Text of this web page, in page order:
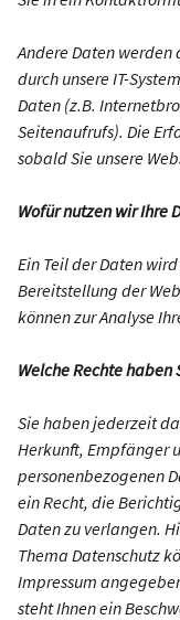
Andere Daten
durch unsere IT-
Daten (z.B.
Seitenaufrufs). Die
sobald Sie unsere
Wofür nutzen wir Ihre
Ein Teil der Daten
Bereitstellung der
können zur Analyse
Welche Rechte
Sie haben jederzeit
Herkunft, Empfänger
personenbezogenen
ein Recht, die
Daten zu verlangen.
Thema Datenschutz
Impressum
steht Ihnen ein